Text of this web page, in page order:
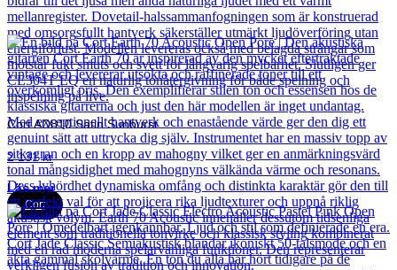
Cort AD810 Satin Sunburst
2 131kr
Läs mer
Cort